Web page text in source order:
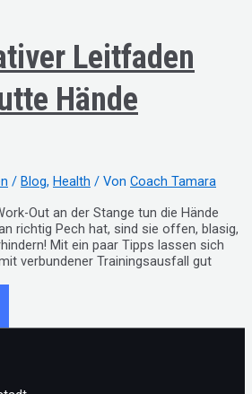
Leitfaden
Hände
/ Blog, Health / Von Coach Tamara
Out an der Stange tun die Hände
richtig Pech hat, sind sie offen, blasig,
Mit ein paar Tipps lassen sich
verbundener Trainingsausfall gut